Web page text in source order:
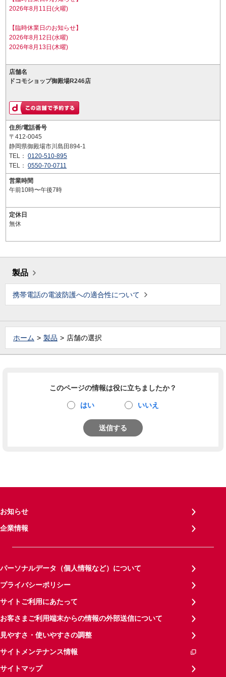
2026年8月11日(火曜)
【臨時休業日のお知らせ】
2026年8月12日(水曜)
2026年8月13日(木曜)
店舗名
ドコモショップ御殿場R246店
住所/電話番号
〒412-0045
静岡県御殿場市川島田894-1
TEL： 0120-510-895
TEL： 0550-70-0711
営業時間
午前10時〜午後7時
定休日
無休
製品
携帯電話の電波防護への適合性について
ホーム 製品 店舗の選択
このページの情報は役に立ちましたか？
はい いいえ
送信する
お知らせ
企業情報
パーソナルデータ（個人情報など）について
プライバシーポリシー
サイトご利用にあたって
お客さまご利用端末からの情報の外部送信について
見やすさ・使いやすさの調整
サイトメンテナンス情報
サイトマップ